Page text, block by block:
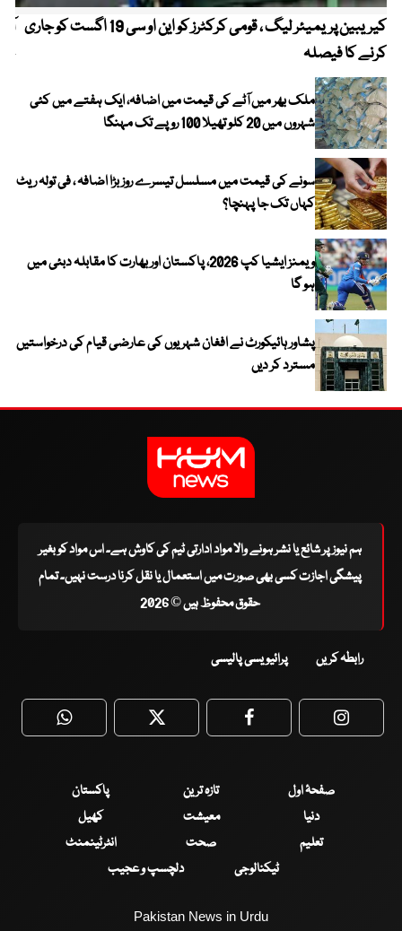
کیریبین پریمیئر لیگ ، قومی کرکٹرز کو این او سی 19 اگست کو جاری
کرنے کا فیصلہ
ملک بھر میں آٹے کی قیمت میں اضافہ، ایک ہفتے میں کئی
شہروں میں 20 کلو تھیلا 100 روپے تک مہنگا
سونے کی قیمت میں مسلسل تیسرے روز بڑا اضافہ ، فی تولہ ریٹ
کہاں تک جا پہنچا؟
ویمنز ایشیا کپ 2026، پاکستان اور بھارت کا مقابلہ دبئی میں
ہو گا
پشاور ہائیکورٹ نے افغان شہریوں کی عارضی قیام کی درخواستیں
مسترد کر دیں
ہم نیوز پر شائع یا نشر ہونے والا مواد ادارتی ٹیم کی کاوش ہے۔ اس مواد کو بغیر
پیشگی اجازت کسی بھی صورت میں استعمال یا نقل کرنا درست نہیں۔ تمام
حقوق محفوظ ہیں © 2026
رابطہ کریں پرائیویسی پالیسی
WhatsApp Twitter Facebook
صفحۂ اول تازہ ترین
پاکستان
دنیا
معیشت
کھیل
تعلیم
صحت
انٹرٹینمنٹ
ٹیکنالوجی
دلچسپ و عجیب
Pakistan News in Urdu